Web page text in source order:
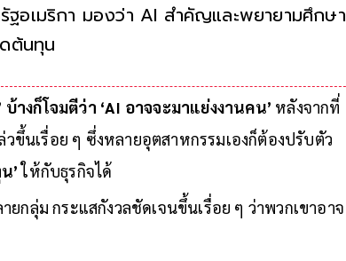
อเมริกา มองว่า AI สำคัญและพยายามศึกษา
ต้นทุน
บ้างก็โจมตีว่า ‘AI อาจจะมาแย่งงานคน’ หลังจากที่
นเรื่อย ๆ ซึ่งหลายอุตสาหกรรมเองก็ต้องปรับตัว
’ให้กับธุรกิจได้
ลุ่ม กระแสกังวลชัดเจนขึ้นเรื่อย ๆ ว่าพวกเขาอาจ